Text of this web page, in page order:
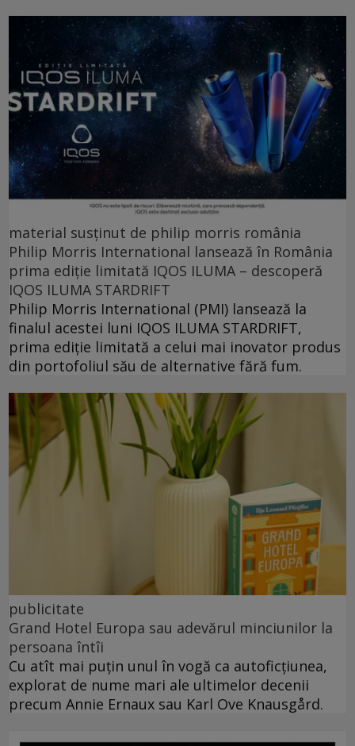
material susținut de philip morris românia
Philip Morris International lansează în România
prima ediție limitată IQOS ILUMA – descoperă
IQOS ILUMA STARDRIFT
Philip Morris International (PMI) lansează la
finalul acestei luni IQOS ILUMA STARDRIFT,
prima ediție limitată a celui mai inovator produs
din portofoliul său de alternative fără fum.
publicitate
Grand Hotel Europa sau adevărul minciunilor la
persoana întîi
Cu atît mai puțin unul în vogă ca autoficțiunea,
explorat de nume mari ale ultimelor decenii
precum Annie Ernaux sau Karl Ove Knausgård.